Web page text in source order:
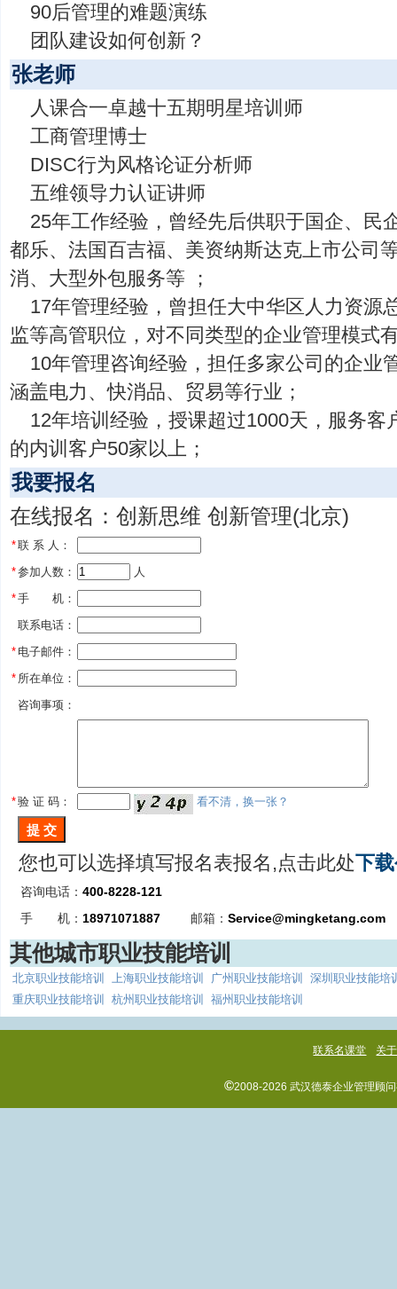
90后管理的难题演练
团队建设如何创新？
张老师
人课合一卓越十五期明星培训师
工商管理博士
DISC行为风格论证分析师
五维领导力认证讲师
25年工作经验，曾经先后供职于国企、民
都乐、法国百吉福、美资纳斯达克上市公司
消、大型外包服务等 ；
17年管理经验，曾担任大中华区人力资源
监等高管职位，对不同类型的企业管理模式
10年管理咨询经验，担任多家公司的企业
涵盖电力、快消品、贸易等行业；
12年培训经验，授课超过1000天，服务客
的内训客户50家以上；
我要报名
在线报名：创新思维 创新管理(北京)
*联 系 人：
*参加人数：
人
*手 机：
联系电话：
* 电子邮件：
* 所在单位：
咨询事项：
*验 证 码： 看不清，换一张？
您也可以选择填写报名表报名,点击此处下
咨询电话： 400-8228-121
手 机： 18971071887 邮箱： Service@mingketang.com
其他城市职业技能培训
北京职业技能培训 上海职业技能培训 广州职业技能培训
深圳职业技能培
重庆职业技能培训
杭州职业技能培训 福州职业技能培训
联系名课堂 关
©2008-2026 武汉德泰企业管理顾